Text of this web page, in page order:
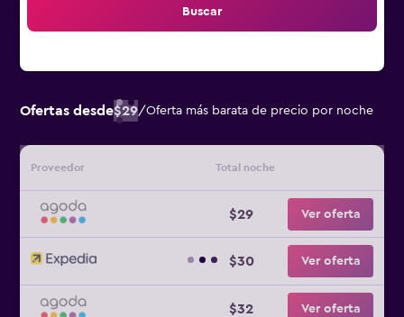
Buscar
Ofertas desde$29/Oferta más barata de precio por noche
Proveedor Total noche
$29 Ver oferta
$30 Ver oferta
$32 Ver oferta